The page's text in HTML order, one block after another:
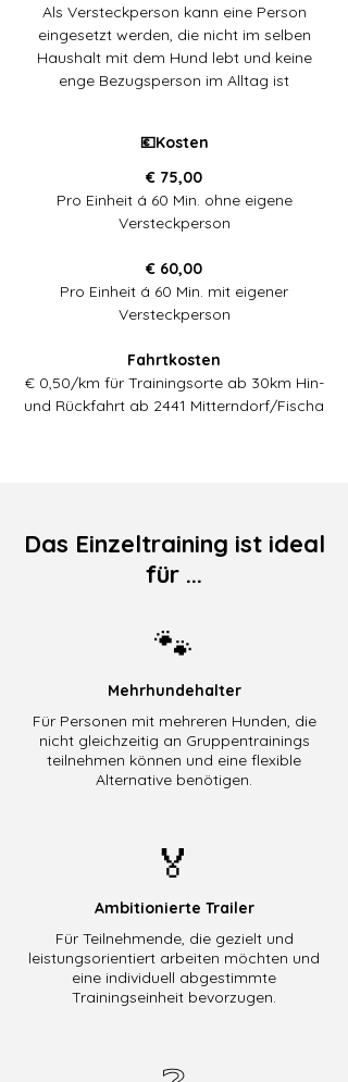
Als Versteckperson kann eine Person
eingesetzt werden, die nicht im selben
Haushalt mit dem Hund lebt und keine
enge Bezugsperson im Alltag ist
💶Kosten
€ 75,00
Pro Einheit á 60 Min. ohne eigene
Versteckperson
€ 60,00
Pro Einheit á 60 Min. mit eigener
Versteckperson
Fahrtkosten
€ 0,50/km für Trainingsorte ab 30km Hin-
und Rückfahrt ab 2441 Mitterndorf/Fischa
Das Einzeltraining ist ideal
für ...
🐾
Mehrhundehalter
Für Personen mit mehreren Hunden, die
nicht gleichzeitig an Gruppentrainings
teilnehmen können und eine flexible
Alternative benötigen.
🏅
Ambitionierte Trailer
Für Teilnehmende, die gezielt und
leistungsorientiert arbeiten möchten und
eine individuell abgestimmte
Trainingseinheit bevorzugen.